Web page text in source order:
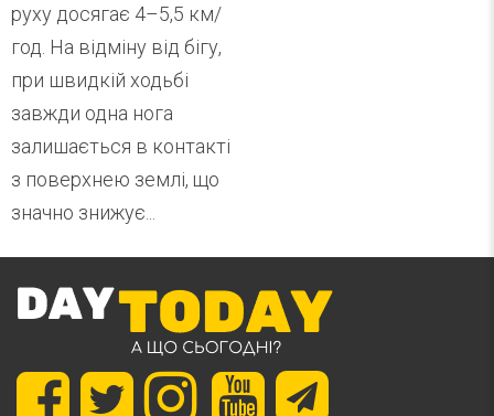
руху досягає 4–5,5 км/
год. На відміну від бігу,
при швидкій ходьбі
завжди одна нога
залишається в контакті
з поверхнею землі, що
значно знижує...